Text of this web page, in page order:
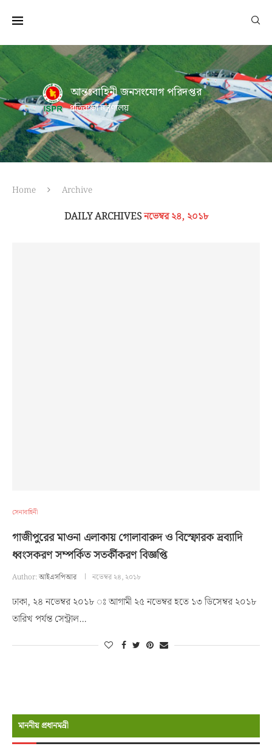
আন্তঃবাহিনী জনসংযোগ পরিদপ্তর
প্রতিরক্ষা মন্ত্রণালয়
Home Archive
DAILY ARCHIVESনভেম্বর ২৪, ২০১৮
সেনাবাহিনী
গাজীপুরের মাওনা এলাকায় গোলাবারুদ ও বিস্ফোরক দ্রব্যাদি
ধ্বংসকরণ সম্পর্কিত সতর্কীকরণ বিজ্ঞপ্তি
Author:আইএসপিআর নভেম্বর ২৪, ২০১৮
ঢাকা, ২৪ নভেম্বর ২০১৮ ঃ আগামী ২৫ নভেম্বর হতে ১৩ ডিসেম্বর ২০১৮
তারিখ পর্যন্ত সেন্ট্রাল…
মাননীয় প্রধানমন্রী